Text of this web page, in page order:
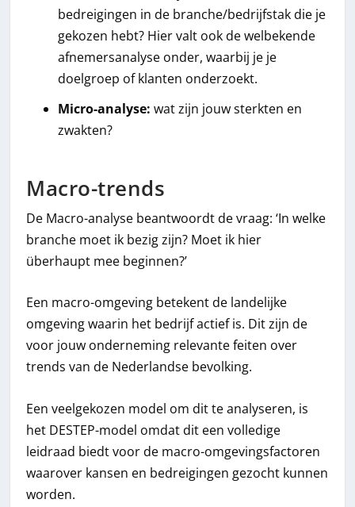
bedreigingen in de branche/bedrijfstak die je
gekozen hebt? Hier valt ook de welbekende
afnemersanalyse onder, waarbij je je
doelgroep of klanten onderzoekt.
Micro-analyse:wat zijn jouw sterkten en
zwakten?
Macro-trends
De Macro-analyse beantwoordt de vraag: ‘In welke
branche moet ik bezig zijn? Moet ik hier
überhaupt mee beginnen?’
Een macro-omgeving betekent de landelijke
omgeving waarin het bedrijf actief is. Dit zijn de
voor jouw onderneming relevante feiten over
trends van de Nederlandse bevolking.
Een veelgekozen model om dit te analyseren, is
het DESTEP-model omdat dit een volledige
leidraad biedt voor de macro-omgevingsfactoren
waarover kansen en bedreigingen gezocht kunnen
worden.